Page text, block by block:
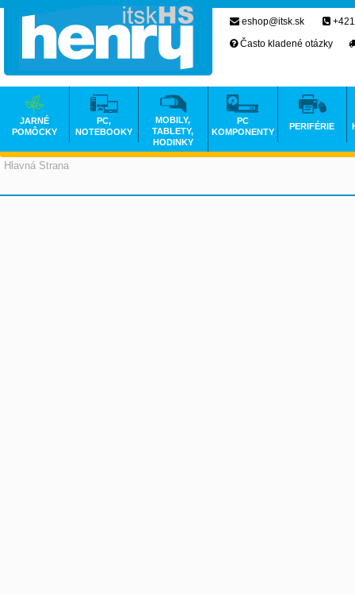
Hlavná Strana
eshop@itsk.sk
Často kladené otázky
JARNÉ
POMÔCKY
PC,
NOTEBOOKY
MOBILY,
TABLETY,
HODINKY
PC
KOMPONENTY
PERIFÉRIE